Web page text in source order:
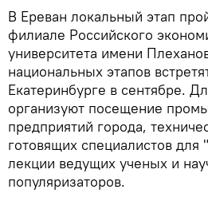
В Ереван локальный этап
филиале Российского
университета имени
национальных этапов
Екатеринбурге в сентябре.
организуют посещение
предприятий города,
готовящих специалистов для
лекции ведущих ученых и
популяризаторов.